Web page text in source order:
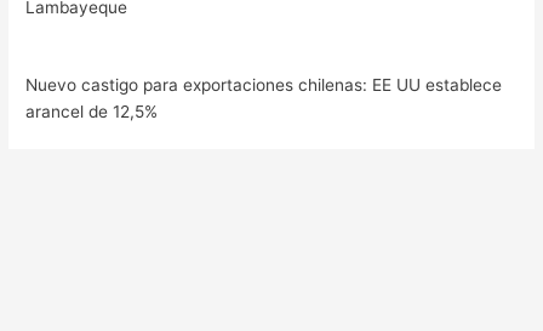
Lambayeque
Nuevo castigo para exportaciones chilenas: EE UU establece
arancel de 12,5%